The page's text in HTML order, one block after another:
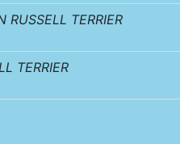
RUSSELL TERRIER
TERRIER